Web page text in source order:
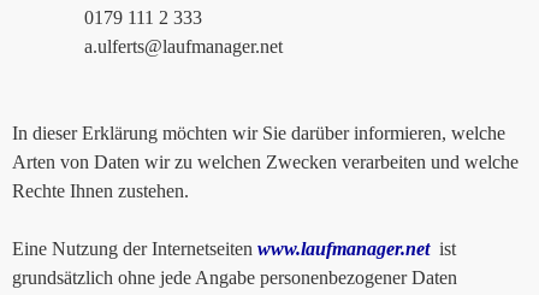
0179 111 2 333
a.ulferts@laufmanager.net
In dieser Erklärung möchten wir Sie darüber informieren, welche
Arten von Daten wir zu welchen Zwecken verarbeiten und welche
Rechte Ihnen zustehen.
Eine Nutzung der Internetseiten www.laufmanager.netist
grundsätzlich ohne jede Angabe personenbezogener Daten